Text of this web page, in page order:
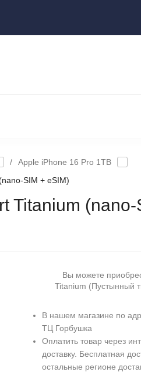
/
Apple iPhone 16 Pro 1TB
SIM + eSIM)
Titanium (nano-
Вы можете
Titanium (Пустынный
В нашем магазине по
ТЦ Горбушка
Оплатить товар через
доставку. Бесплатная
остальные регионе